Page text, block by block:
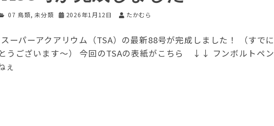
07 鳥類,未分類 2026年1月12日 たかむら
ーパーアクアリウム（TSA）の最新88号が完成しました！ （すでに
うございます～） 今回のTSAの表紙がこちら ↓↓ フンボルトペン
ぇ